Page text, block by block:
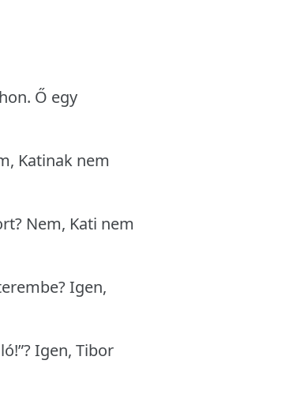
Ő egy
Katinak nem
Nem, Kati nem
Igen,
Igen, Tibor